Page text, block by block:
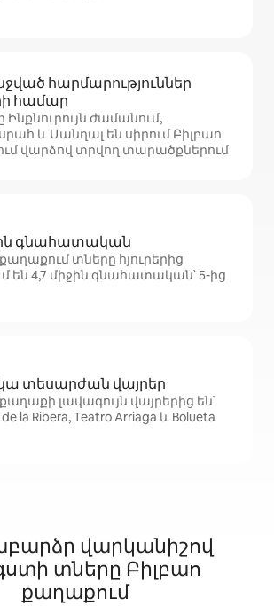
հարմարություններ
համար
Ինքնուրույն ժամանում,
և Մանղալ են սիրում Բիլբաո
վարձով տրվող տարածքներում
գնահատական
տները հյուրերից
են 4,7 միջին գնահատական՝ 5-ից
տեսարժան վայրեր
լավագույն վայրերից են՝
la Ribera, Teatro Arriaga և Bolueta
վարկանիշով
տները Բիլբաո
քաղաքում